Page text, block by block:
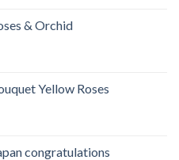
& Orchid
Yellow Roses
congratulations